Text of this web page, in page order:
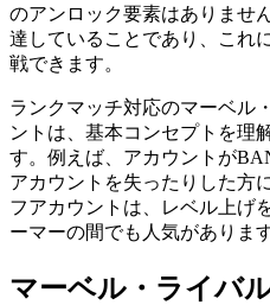
のアンロック要素はありませ
達していることであり、これ
戦できます。
ランクマッチ対応のマーベル
ントは、基本コンセプトを理
す。例えば、アカウントが
アカウントを失ったりした方
フアカウントは、レベル上げ
ーマーの間でも人気があります
マーベル・ライバ